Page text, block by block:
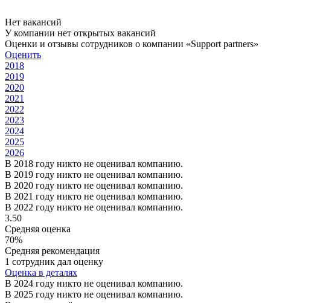
Нет вакансий
У компании нет открытых вакансий
Оценки и отзывы сотрудников о компании «Support partners»
Оценить
2018
2019
2020
2021
2022
2023
2024
2025
2026
В 2018 году никто не оценивал компанию.
В 2019 году никто не оценивал компанию.
В 2020 году никто не оценивал компанию.
В 2021 году никто не оценивал компанию.
В 2022 году никто не оценивал компанию.
3.50
Средняя оценка
70%
Средняя рекомендация
1 сотрудник дал оценку
Оценка в деталях
В 2024 году никто не оценивал компанию.
В 2025 году никто не оценивал компанию.